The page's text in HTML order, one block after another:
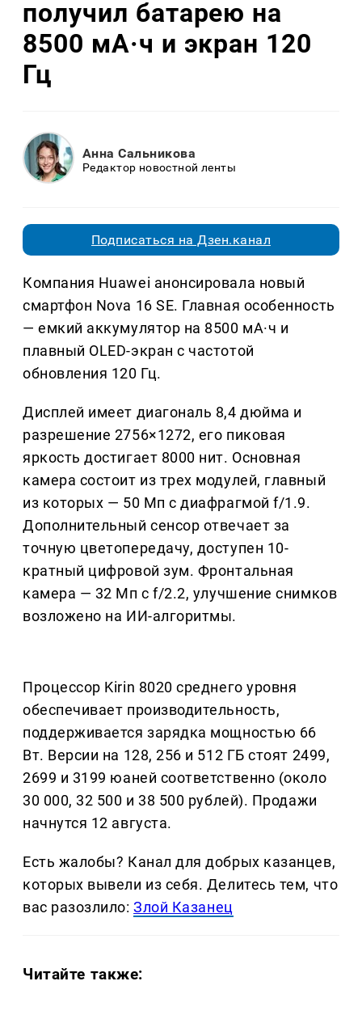
получил батарею на
8500 мА·ч и экран 120
Гц
Анна Сальникова
Редактор новостной ленты
Подписаться на Дзен.канал
Компания Huawei анонсировала новый
смартфон Nova 16 SE. Главная особенность
— емкий аккумулятор на 8500 мА·ч и
плавный OLED-экран с частотой
обновления 120 Гц.
Дисплей имеет диагональ 8,4 дюйма и
разрешение 2756×1272, его пиковая
яркость достигает 8000 нит. Основная
камера состоит из трех модулей, главный
из которых — 50 Мп с диафрагмой f/1.9.
Дополнительный сенсор отвечает за
точную цветопередачу, доступен 10-
кратный цифровой зум. Фронтальная
камера — 32 Мп с f/2.2, улучшение снимков
возложено на ИИ-алгоритмы.
Процессор Kirin 8020 среднего уровня
обеспечивает производительность,
поддерживается зарядка мощностью 66
Вт. Версии на 128, 256 и 512 ГБ стоят 2499,
2699 и 3199 юаней соответственно (около
30 000, 32 500 и 38 500 рублей). Продажи
начнутся 12 августа.
Есть жалобы? Канал для добрых казанцев,
которых вывели из себя. Делитеcь тем, что
вас разозлило:Злой Казанец
Читайте также: